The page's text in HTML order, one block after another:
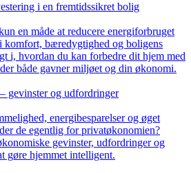
i en fremtidssikret bolig
en måde at reducere energiforbruget
komfort, bæredygtighed og boligens
i, hvordan du kan forbedre dit hjem med
både gavner miljøet og din økonomi.
gevinster og udfordringer
energibesparelser og øget
de egentlig for privatøkonomien?
gevinster, udfordringer og
gøre hjemmet intelligent.